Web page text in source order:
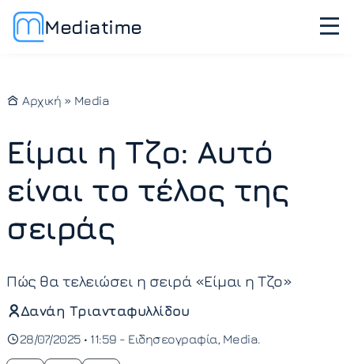
Mediatime
Αρχική » Media
Είμαι η Τζο: Αυτό
είναι το τέλος της
σειράς
Πώς θα τελειώσει η σειρά «Είμαι η Τζo»
Δανάη Τριανταφυλλίδου
28/07/2025 • 11:59 - Ειδησεογραφία Media